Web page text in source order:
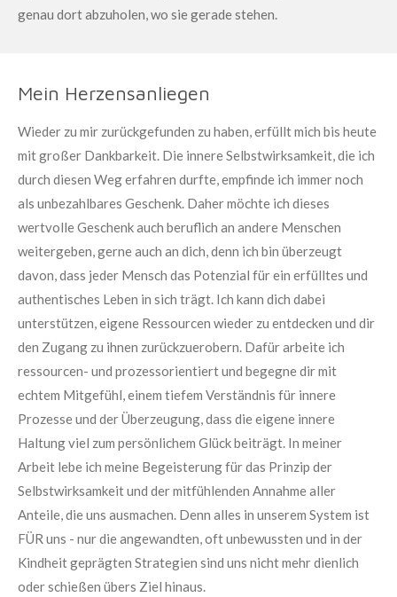
genau dort abzuholen, wo sie gerade stehen.
Mein Herzensanliegen
Wieder zu mir zurückgefunden zu haben, erfüllt mich bis heute
mit großer Dankbarkeit. Die innere Selbstwirksamkeit, die ich
durch diesen Weg erfahren durfte, empfinde ich immer noch
als unbezahlbares Geschenk. Daher möchte ich dieses
wertvolle Geschenk auch beruflich an andere Menschen
weitergeben, gerne auch an dich, denn ich bin überzeugt
davon, dass jeder Mensch das Potenzial für ein erfülltes und
authentisches Leben in sich trägt. Ich kann dich dabei
unterstützen, eigene Ressourcen wieder zu entdecken und dir
den Zugang zu ihnen zurückzuerobern. Dafür arbeite ich
ressourcen- und prozessorientiert und begegne dir mit
echtem Mitgefühl, einem tiefem Verständnis für innere
Prozesse und der Überzeugung, dass die eigene innere
Haltung viel zum persönlichem Glück beiträgt. In meiner
Arbeit lebe ich meine Begeisterung für das Prinzip der
Selbstwirksamkeit und der mitfühlenden Annahme aller
Anteile, die uns ausmachen. Denn alles in unserem System ist
FÜR uns - nur die angewandten, oft unbewussten und in der
Kindheit geprägten Strategien sind uns nicht mehr dienlich
oder schießen übers Ziel hinaus.